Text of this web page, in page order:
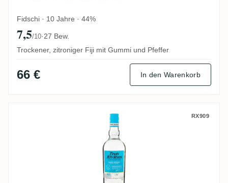
Fidschi · 10 Jahre · 44%
7,5/10·27 Bew.
Trockener, zitroniger Fiji mit Gummi und Pfeffer
66 € In den Warenkorb
Trois Rivières Rhum Blanc AgricoleRX909